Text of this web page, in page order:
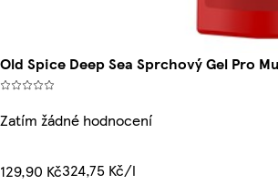
Old Spice Deep Sea Sprchový Gel Pro
Zatím žádné hodnocení
129,90 Kč324,75 Kč/l